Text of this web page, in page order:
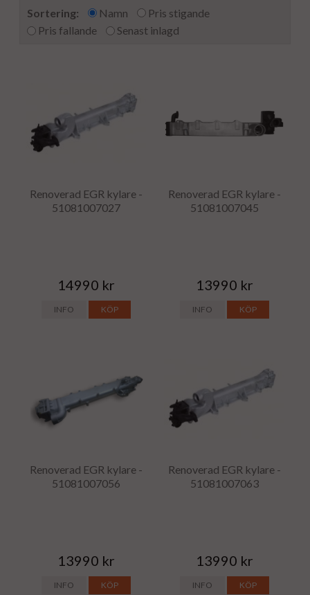
Sortering: Namn
Pris stigande
Pris fallande
Senast inlagd
Renoverad EGR kylare -
51081007027
14990 kr
INFO KÖP
Renoverad EGR kylare -
51081007045
13990 kr
INFO KÖP
Renoverad EGR kylare -
51081007056
13990 kr
INFO KÖP
Renoverad EGR kylare -
51081007063
13990 kr
INFO KÖP